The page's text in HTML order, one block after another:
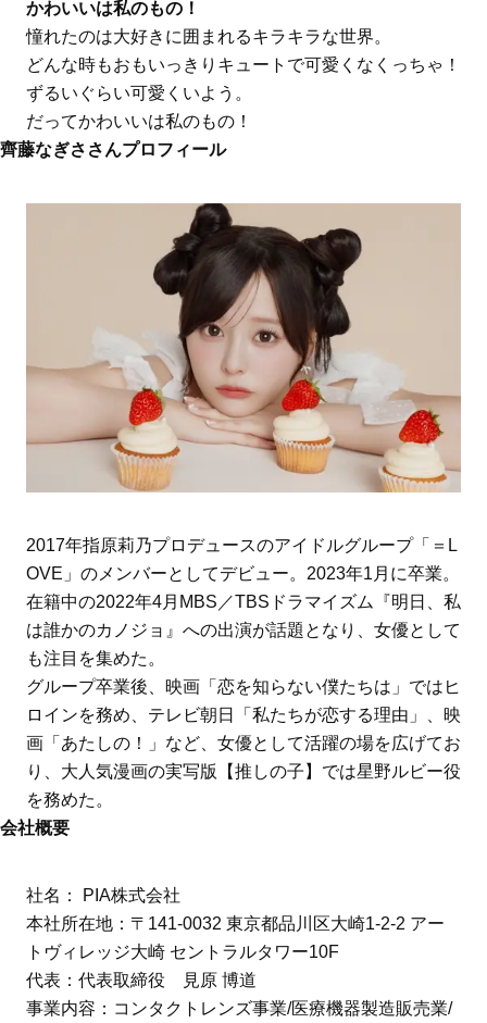
かわいいは私のもの！
憧れたのは大好きに囲まれるキラキラな世界。
どんな時もおもいっきりキュートで可愛くなくっちゃ！
ずるいぐらい可愛くいよう。
だってかわいいは私のもの！
齊藤なぎささんプロフィール
2017年指原莉乃プロデュースのアイドルグループ「＝L
OVE」のメンバーとしてデビュー。2023年1月に卒業。
在籍中の2022年4月MBS／TBSドラマイズム『明日、私
は誰かのカノジョ』への出演が話題となり、女優として
も注目を集めた。
グループ卒業後、映画「恋を知らない僕たちは」ではヒ
ロインを務め、テレビ朝日「私たちが恋する理由」、映
画「あたしの！」など、女優として活躍の場を広げてお
り、大人気漫画の実写版【推しの子】では星野ルビー役
を務めた。
会社概要
社名： PIA株式会社
本社所在地：〒141-0032 東京都品川区大崎1-2-2 アー
トヴィレッジ大崎 セントラルタワー10F
代表：代表取締役 見原 博道
事業内容：コンタクトレンズ事業/医療機器製造販売業/